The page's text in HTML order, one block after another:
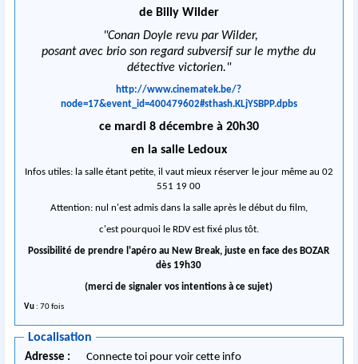
de Billy Wilder
"Conan Doyle revu par Wilder,
posant avec brio son regard subversif sur le mythe du
détective victorien."
http://www.cinematek.be/?
node=17&event_id=400479602#sthash.KLjYSBPP.dpbs
ce mardi 8 décembre à 20h30
en la salle Ledoux
Infos utiles: la salle étant petite, il vaut mieux réserver le jour même au 02
551 19 00
Attention: nul n'est admis dans la salle après le début du film,
c'est pourquoi le RDV est fixé plus tôt.
Possibilité de prendre l'apéro au New Break, juste en face des BOZAR
dès 19h30
(merci de signaler vos intentions à ce sujet)
Vu : 70 fois
Localisation
Adresse :
Connecte toi pour voir cette info